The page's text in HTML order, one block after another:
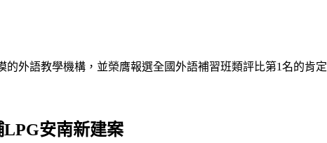
外語教學機構，並榮膺報選全國外語補習班類評比第1名的肯定
安南新建案